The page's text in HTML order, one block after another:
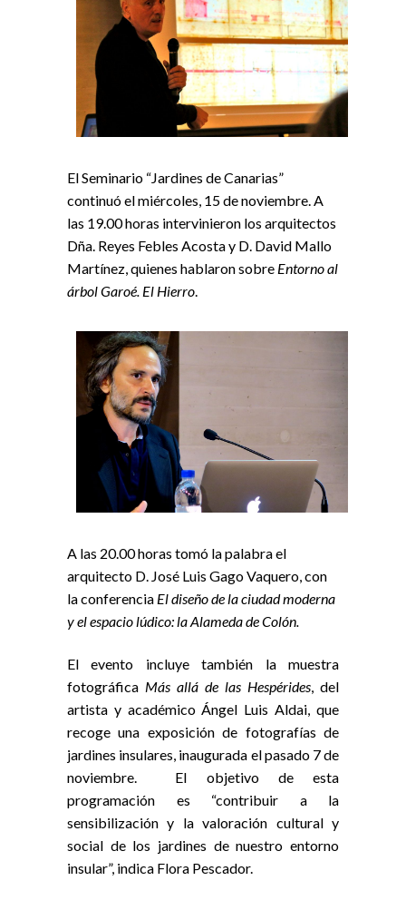
El Seminario “Jardines de Canarias”
continuó el miércoles, 15 de noviembre. A
las 19.00 horas intervinieron los arquitectos
Dña. Reyes Febles Acosta y D. David Mallo
Martínez, quienes hablaron sobre Entorno al
árbol Garoé. El Hierro.
A las 20.00 horas tomó la palabra el
arquitecto D. José Luis Gago Vaquero, con
la conferencia El diseño de la ciudad moderna
y el espacio lúdico: la Alameda de Colón.
El evento incluye también la muestra
fotográfica Más allá de las Hespérides, del
artista y académico Ángel Luis Aldai, que
recoge una exposición de fotografías de
jardines insulares, inaugurada el pasado 7 de
noviembre. El objetivo de esta
programación es “contribuir a la
sensibilización y la valoración cultural y
social de los jardines de nuestro entorno
insular”, indica Flora Pescador.